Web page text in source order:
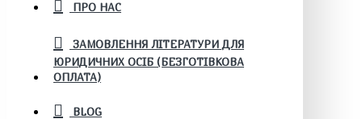
ПРО НАС
ЗАМОВЛЕННЯ ЛІТЕРАТУРИ ДЛЯ
ЮРИДИЧНИХ ОСІБ (БЕЗГОТІВКОВА
ОПЛАТА)
BLOG